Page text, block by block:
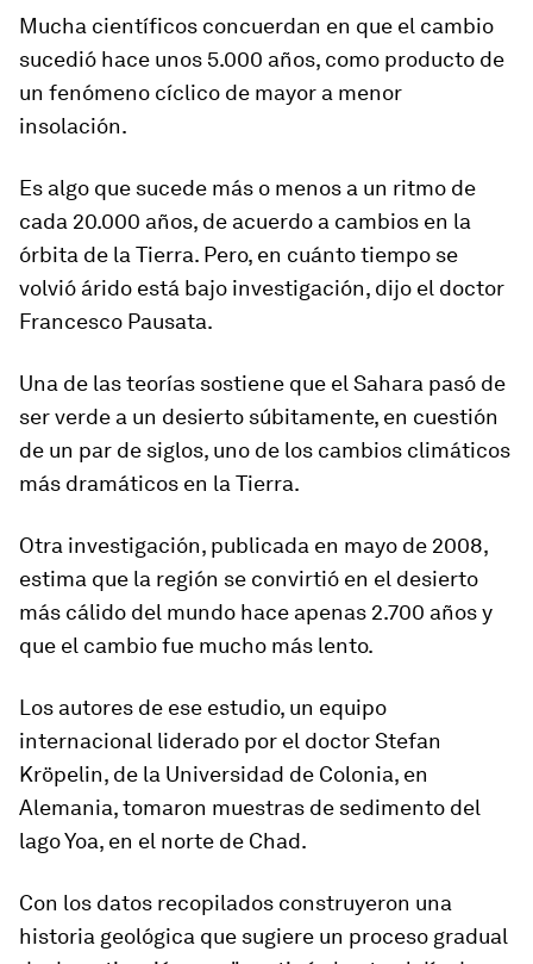
Mucha científicos concuerdan en que el cambio
sucedió hace unos 5.000 años, como producto de
un fenómeno cíclico de mayor a menor
insolación.
Es algo que sucede más o menos a un ritmo de
cada 20.000 años, de acuerdo a cambios en la
órbita de la Tierra. Pero, en cuánto tiempo se
volvió árido está bajo investigación, dijo el doctor
Francesco Pausata.
Una de las teorías sostiene que el Sahara pasó de
ser verde a un desierto súbitamente, en cuestión
de un par de siglos, uno de los cambios climáticos
más dramáticos en la Tierra.
Otra investigación, publicada en mayo de 2008,
estima que la región se convirtió en el desierto
más cálido del mundo hace apenas 2.700 años y
que el cambio fue mucho más lento.
Los autores de ese estudio, un equipo
internacional liderado por el doctor Stefan
Kröpelin, de la Universidad de Colonia, en
Alemania, tomaron muestras de sedimento del
lago Yoa, en el norte de Chad.
Con los datos recopilados construyeron una
historia geológica que sugiere un proceso gradual